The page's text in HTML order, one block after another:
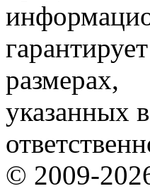
размерах,
указанных
© 2009-